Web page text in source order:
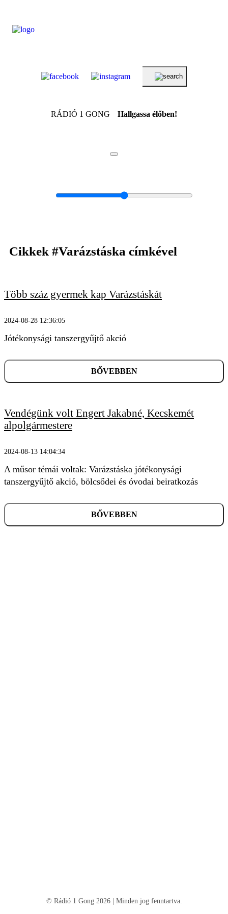
KERESÉS
RÁDIÓ 1 GONG Hallgassa élőben!
Cikkek #Varázstáska címkével
Több száz gyermek kap Varázstáskát
2024-08-28 12:36:05
Jótékonysági tanszergyűjtő akció
BŐVEBBEN
Vendégünk volt Engert Jakabné, Kecskemét
alpolgármestere
2024-08-13 14:04:34
A műsor témái voltak: Varázstáska jótékonysági
tanszergyűjtő akció, bölcsődei és óvodai beiratkozás
BŐVEBBEN
© Rádió 1 Gong 2026 | Minden jog fenntartva.